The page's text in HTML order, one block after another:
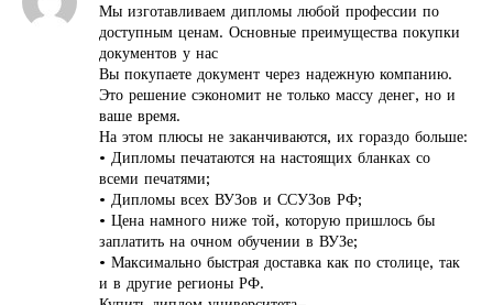
Мы изготавливаем дипломы любой профессии по
доступным ценам. Основные преимущества покупки
документов у нас
Вы покупаете документ через надежную компанию.
Это решение сэкономит не только массу денег, но и
ваше время.
На этом плюсы не заканчиваются, их гораздо больше:
• Дипломы печатаются на настоящих бланках со
всеми печатями;
• Дипломы всех ВУЗов и ССУЗов РФ;
• Цена намного ниже той, которую пришлось бы
заплатить на очном обучении в ВУЗе;
• Максимально быстрая доставка как по столице, так
и в другие регионы РФ.